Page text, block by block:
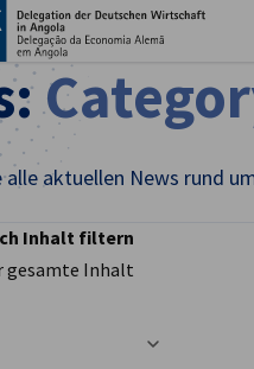
alle aktuellen News rund
wurden erfolgreich
Inhalt filtern
gesamte Inhalt